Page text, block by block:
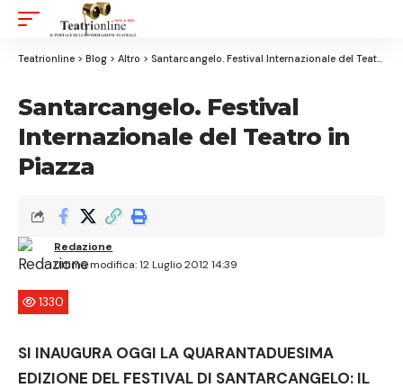
Resizer
Teatrionline > Blog > Altro > Santarcangelo. Festival Internazionale del Teatro in Piazza
Santarcangelo. Festival
Internazionale del Teatro in
Piazza
Ultima modifica: 12 Luglio 2012 14:39
Redazione
1330
SI INAUGURA OGGI LA QUARANTADUESIMA
EDIZIONE DEL FESTIVAL DI SANTARCANGELO: IL